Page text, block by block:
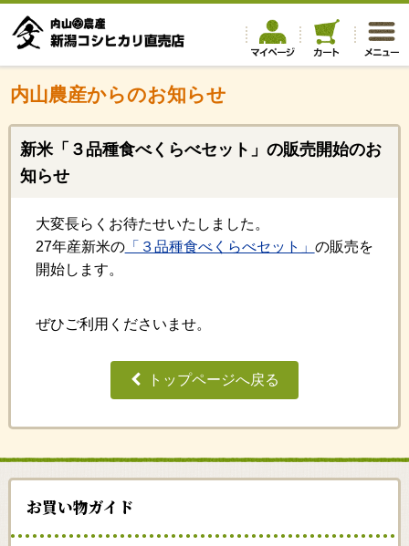
内山農産からのお知らせ
新米「３品種食べくらべセット」の販売開始のお
知らせ
大変長らくお待たせいたしました。
27年産新米の「３品種食べくらべセット」 の販売を
開始します。
ぜひご利用くださいませ。
トップページへ戻る
お買い物ガイド